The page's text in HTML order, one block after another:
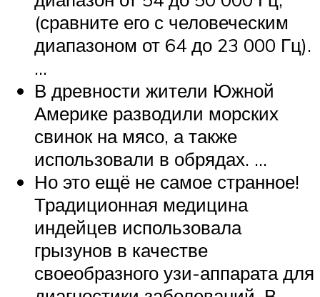
(сравните его с человеческим
диапазоном от 64 до 23 000 Гц).
…
В древности жители Южной
Америке разводили морских
свинок на мясо, а также
использовали в обрядах. …
Но это ещё не самое странное!
Традиционная медицина
индейцев использовала
грызунов в качестве
своеобразного узи-аппарата для